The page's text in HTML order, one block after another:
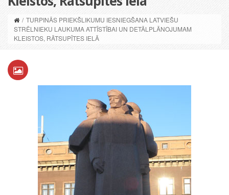
/ TURPINĀS PRIEKŠLIKUMU IESNIEGŠANA LATVIEŠU
STRĒLNIEKU LAUKUMA ATTĪSTĪBAI UN DETĀLPLĀNOJUMAM
KLEISTOS, RĀTSUPĪTES IELĀ